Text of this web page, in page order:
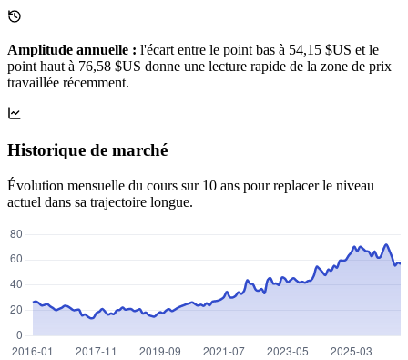
Amplitude annuelle : l'écart entre le point bas à 54,15 $US et le
point haut à 76,58 $US donne une lecture rapide de la zone de prix
travaillée récemment.
Historique de marché
Évolution mensuelle du cours sur 10 ans pour replacer le niveau
actuel dans sa trajectoire longue.